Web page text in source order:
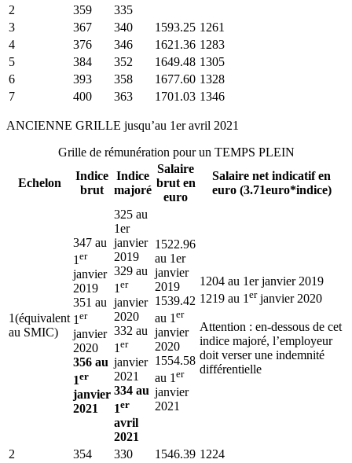
2 359
335
3
367 340 1593.25 1261
4
376 346 1621.36 1283
5
384 352 1649.48 1305
6
393 358 1677.60 1328
7
400 363 1701.03 1346
ANCIENNE GRILLE jusqu’au 1er avril 2021
Grille de rémunération pour un TEMPS PLEIN
Echelon
Indice
brut
Indice
majoré
Salaire
brut en
euro
Salaire net indicatif en
euro (3.71euro*indice)
1(équivalent
au SMIC)
347 au
1 er
janvier
2019
351 au
1 er
janvier
2020
356 au
1er
janvier
2021
325 au
1er
janvier
2019
329 au
1 er
janvier
2020
332 au
1 er
janvier
2021
334 au
1er
avril
2021
1522.96
au 1er
janvier
2019
1539.42
au 1 er
janvier
2020
1554.58
au 1 er
janvier
2021
1204 au 1er janvier 2019
1219 au 1 erjanvier 2020
Attention : en-dessous de cet
indice majoré, l’employeur
doit verser une indemnité
différentielle
2 354 330 1546.39 1224